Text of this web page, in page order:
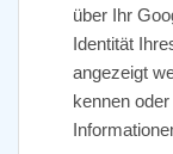
über Ihr
Identität
angezeigt
kennen